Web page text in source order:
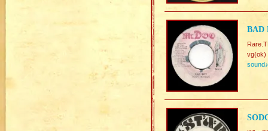
BAD
vg(ok)
sound♪